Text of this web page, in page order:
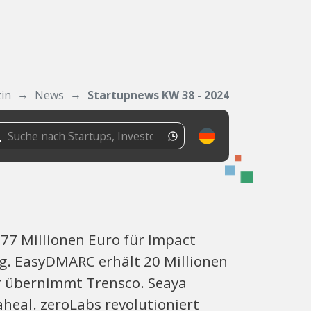
News Startupnews KW 38 - 2024
Millionen Euro für Impact
EasyDMARC erhält 20 Millionen
Trensco. Seaya
zeroLabs revolutioniert